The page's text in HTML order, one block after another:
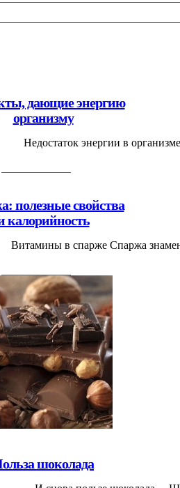
дающие энергию
организму
Недостаток энергии в
полезные свойства
калорийность
Витамины в спарже Спаржа
шоколада